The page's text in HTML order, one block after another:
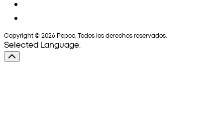
Copyright © 2026 Pepco. Todos los derechos reservados.
Selected Language: